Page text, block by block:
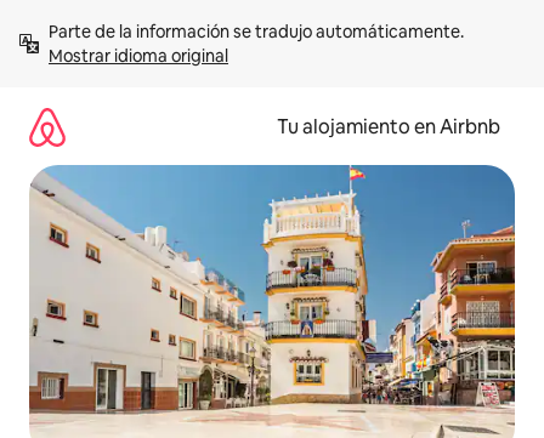
contenidoMostrar idioma original
Tu alojamiento en Airbnb